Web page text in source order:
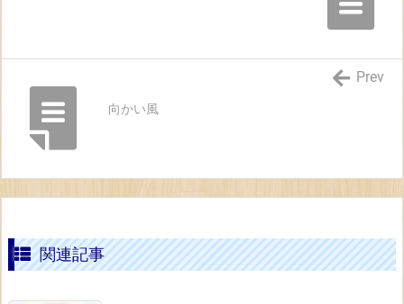
向かい風
Prev
関連記事